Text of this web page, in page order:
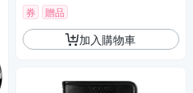
券 贈品
加入購物車